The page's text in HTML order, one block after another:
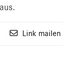
Link mailen